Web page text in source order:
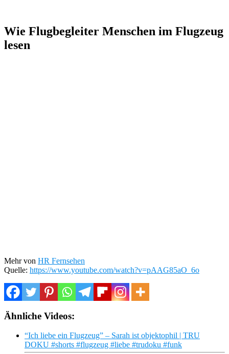
Wie Flugbegleiter Menschen im Flugzeug
lesen
Mehr von HR Fernsehen
Quelle: https://www.youtube.com/watch?v=pAAG85aO_6o
Ähnliche Videos:
“Ich liebe ein Flugzeug” – Sarah ist objektophil | TRU
DOKU #shorts #flugzeug #liebe #trudoku #funk